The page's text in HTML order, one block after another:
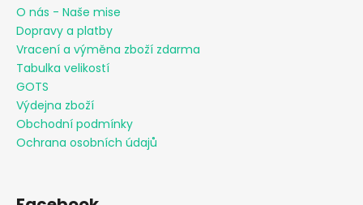
O nás - Naše mise
Dopravy a platby
Vracení a výměna zboží zdarma
Tabulka velikostí
GOTS
Výdejna zboží
Obchodní podmínky
Ochrana osobních údajů